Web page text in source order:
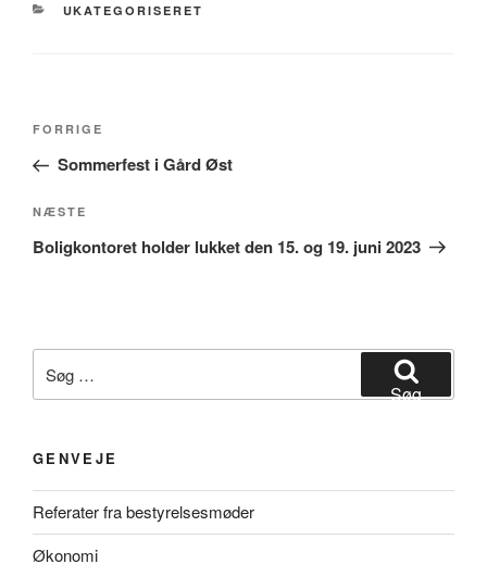
KATEGORIER
UKATEGORISERET
Indlægsnavigation
Forrige
indlæg
FORRIGE
Sommerfest i Gård Øst
Næste
indlæg
NÆSTE
Boligkontoret holder lukket den 15. og 19. juni 2023
efter:
Søg
GENVEJE
Referater fra bestyrelsesmøder
Økonomi